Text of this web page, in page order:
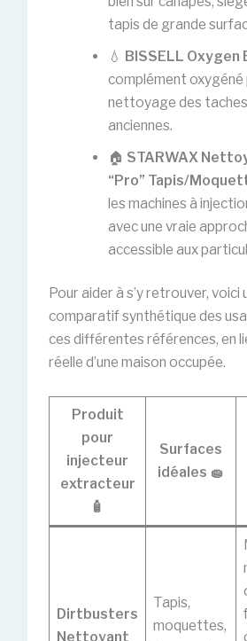
tapis de grande
💧 BISSELL Oxygen
complément
nettoyage des
anciennes.
🏠 STARWAX
“Pro” Tapis/
les machines à
avec une vraie
accessible aux
Pour aider à s’y retrouver, voici
comparatif synthétique des
ces différentes références, en
réelle d’une maison occupée.
Produit
pour
injecteur
extracteur
🧴
Surfaces
idéales 🧽
Dirtbusters
Nettoyant
Tapis,
moquettes,